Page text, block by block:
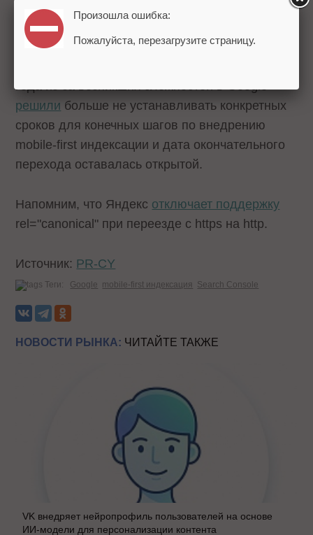
представители Google
объявили
еще в ноябре
2016 года, а с 1 июля 2019 mobile-first
индексация былавведенапо умолчанию для
года из-за возникших сложностей в Google
решили больше не устанавливать конкретных
сроков для конечных шагов по внедрению
mobile-first индексации и дата окончательного
перехода оставалась открытой.
Напомним, что Яндекс отключает поддержку
rel="canonical" при переезде с https на http.
Источник: PR-CY
Теги: Google mobile-first индексация Search Console
НОВОСТИ РЫНКА: ЧИТАЙТЕ ТАКЖЕ
VK внедряет нейропрофиль пользователей на основе
ИИ-модели для персонализации контента
Произошла ошибка:
Пожалуйста, перезагрузите страницу.